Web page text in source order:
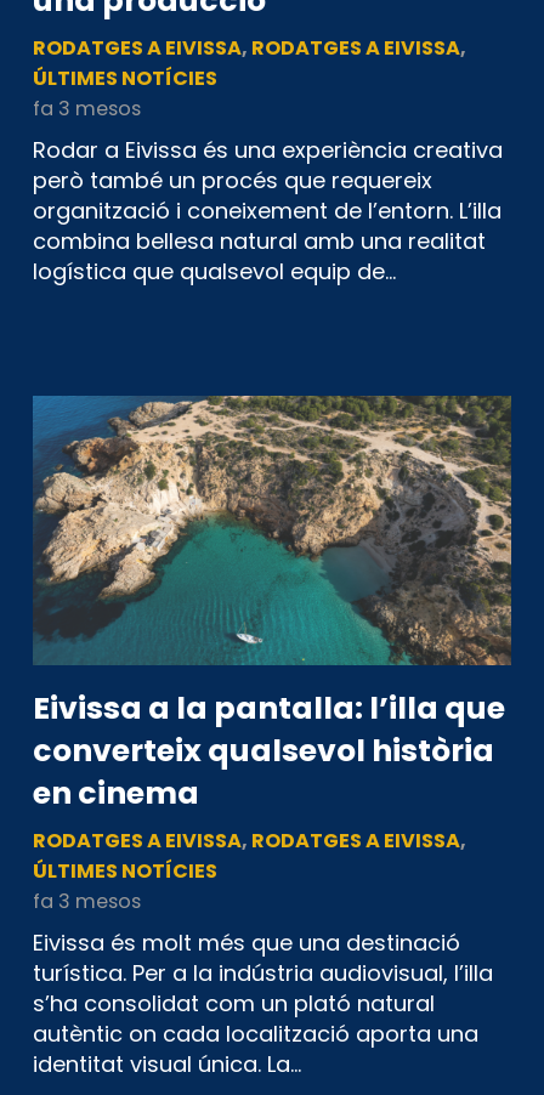
RODATGES A EIVISSA, RODATGES A EIVISSA,
ÚLTIMES NOTÍCIES
fa 3 mesos
Rodar a Eivissa és una experiència creativa
però també un procés que requereix
organització i coneixement de l’entorn. L’illa
combina bellesa natural amb una realitat
logística que qualsevol equip de…
Eivissa a la pantalla: l’illa que
converteix qualsevol història
en cinema
RODATGES A EIVISSA, RODATGES A EIVISSA,
ÚLTIMES NOTÍCIES
fa 3 mesos
Eivissa és molt més que una destinació
turística. Per a la indústria audiovisual, l’illa
s’ha consolidat com un plató natural
autèntic on cada localització aporta una
identitat visual única. La…